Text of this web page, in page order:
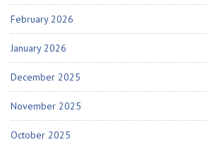
February 2026
January 2026
December 2025
November 2025
October 2025